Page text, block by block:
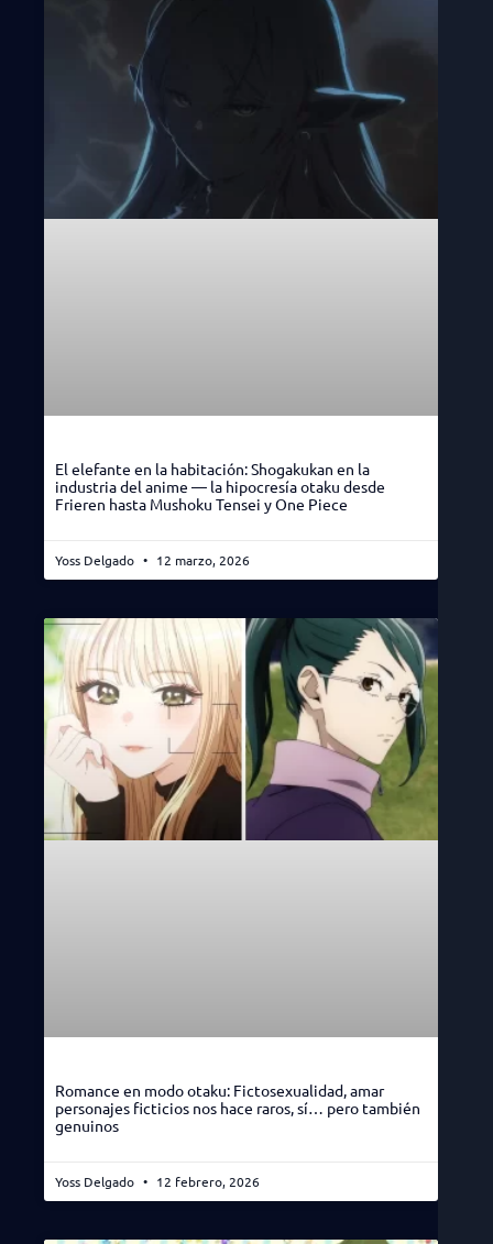
El elefante en la habitación: Shogakukan en la
industria del anime — la hipocresía otaku desde
Frieren hasta Mushoku Tensei y One Piece
Yoss Delgado 12 marzo, 2026
Romance en modo otaku: Fictosexualidad, amar
personajes ficticios nos hace raros, sí… pero también
genuinos
Yoss Delgado 12 febrero, 2026